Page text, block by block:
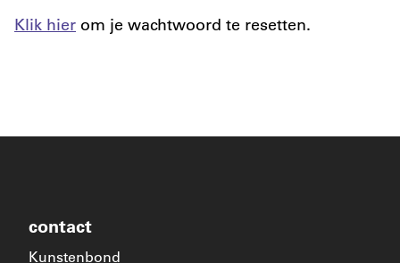
Klik hier om je wachtwoord te resetten.
contact
Kunstenbond